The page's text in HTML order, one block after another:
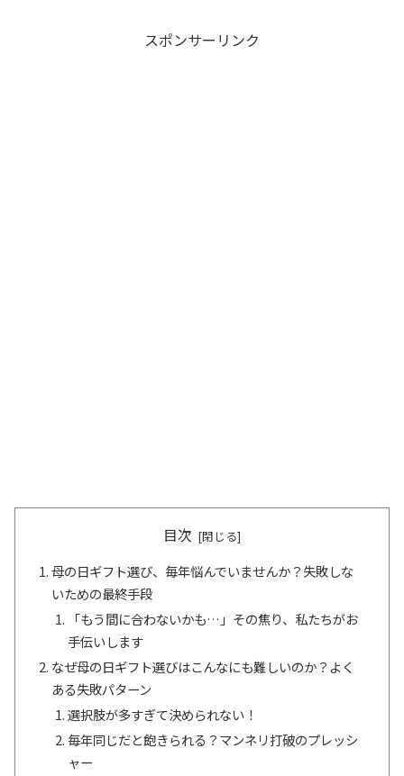
スポンサーリンク
目次
母の日ギフト選び、毎年悩んでいませんか？失敗しな
いための最終手段
「もう間に合わないかも…」その焦り、私たちがお
手伝いします
なぜ母の日ギフト選びはこんなにも難しいのか？よく
ある失敗パターン
選択肢が多すぎて決められない！
毎年同じだと飽きられる？マンネリ打破のプレッシ
ャー